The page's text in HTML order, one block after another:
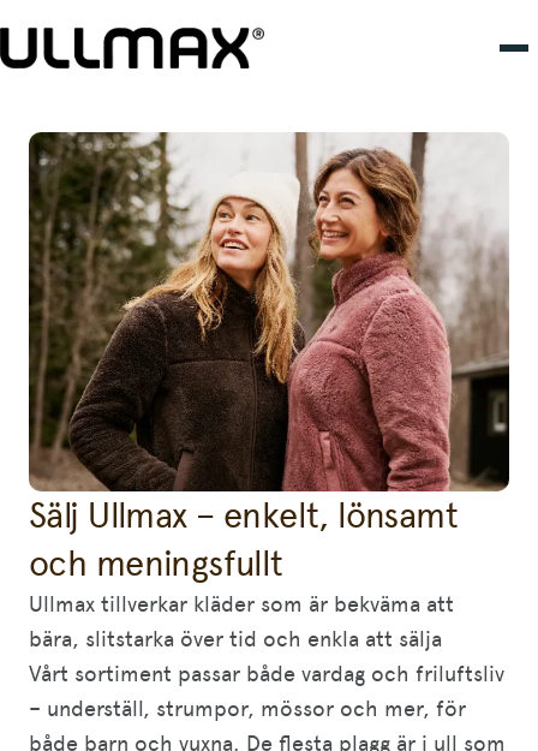
Sälj Ullmax – enkelt, lönsamt
och meningsfullt
Ullmax tillverkar kläder som är bekväma att
bära, slitstarka över tid och enkla att sälja
Vårt sortiment passar både vardag och friluftsliv
– underställ, strumpor, mössor och mer, för
både barn och vuxna. De flesta plagg är i ull som